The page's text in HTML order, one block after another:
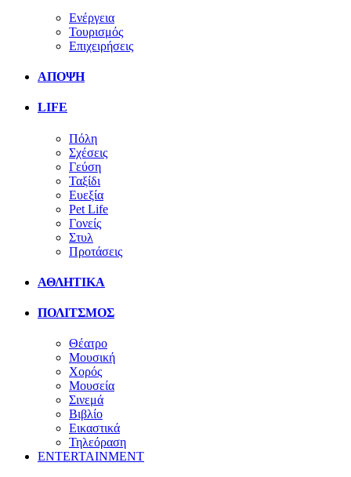
Ενέργεια
Τουρισμός
Επιχειρήσεις
ΑΠΟΨΗ
LIFE
Πόλη
Σχέσεις
Γεύση
Ταξίδι
Ευεξία
Pet Life
Γονείς
Στυλ
Προτάσεις
ΑΘΛΗΤΙΚΑ
ΠΟΛΙΤΣΜΟΣ
Θέατρο
Μουσική
Χορός
Μουσεία
Σινεμά
Βιβλίο
Εικαστικά
Τηλεόραση
ENTERTAINMENT